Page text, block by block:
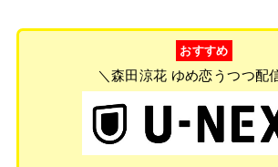
おすすめ
＼森田涼花 ゆめ恋うつつ配